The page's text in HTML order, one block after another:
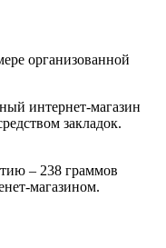
организованной
интернет-магазин
закладок.
– 238 граммов
магазином.